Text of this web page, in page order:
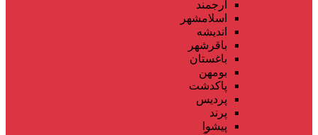
ارجمند
اسلامشهر
اندیشه
باقرشهر
باغستان
بومهن
پاکدشت
پردیس
پرند
پیشوا